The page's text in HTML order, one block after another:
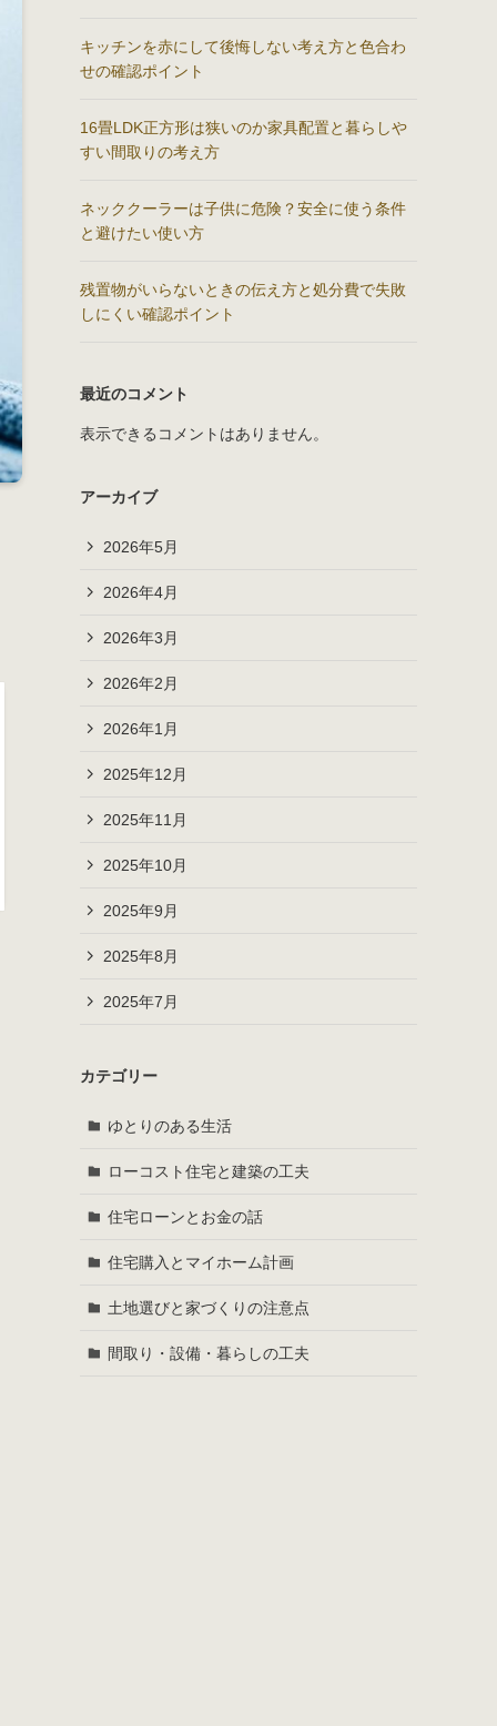
キッチンを赤にして後悔しない考え方と色合わ
せの確認ポイント
16畳LDK正方形は狭いのか家具配置と暮らしや
すい間取りの考え方
ネッククーラーは子供に危険？安全に使う条件
と避けたい使い方
残置物がいらないときの伝え方と処分費で失敗
しにくい確認ポイント
最近のコメント
表示できるコメントはありません。
アーカイブ
2026年5月
2026年4月
2026年3月
2026年2月
2026年1月
2025年12月
2025年11月
2025年10月
2025年9月
2025年8月
2025年7月
カテゴリー
ゆとりのある生活
ローコスト住宅と建築の工夫
住宅ローンとお金の話
住宅購入とマイホーム計画
土地選びと家づくりの注意点
間取り・設備・暮らしの工夫